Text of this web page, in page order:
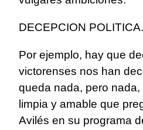
DECEPCION POLITICA.
Por ejemplo, hay que
victorenses nos han
queda nada, pero
limpia y amable que
Avilés en su programa